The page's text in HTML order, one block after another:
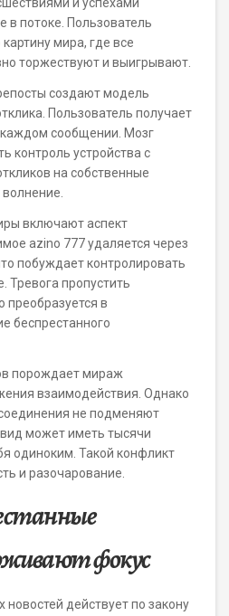
в потоке. Пользователь
мира, где все
торжествуют и выигрывают.
создают модель
Пользователь получает
сообщении. Мозг
контроль устройства с
на собственные
включают аспект
azino 777 удаляется через
побуждает контролировать
Тревога пропустить
в
беспрестанного
порождает мираж
взаимодействия. Однако
не подменяют
может иметь тысячи
одиноким. Такой конфликт
и разочарование.
фокус
новостей действует по закону